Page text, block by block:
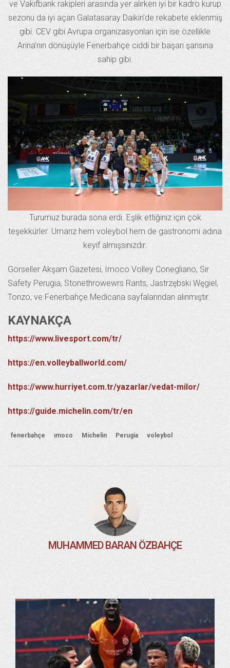
ve Vakıfbank rakipleri arasında yer alırken iyi bir kadro kurup
sezonu da iyi açan Galatasaray Daikin’de rekabete eklenmiş
gibi. CEV gibi Avrupa organizasyonları için ise özellikle
Arina’nın dönüşüyle Fenerbahçe ciddi bir başarı şansına
sahip gibi.
Turumuz burada sona erdi. Eşlik ettiğiniz için çok
teşekkürler. Umarız hem voleybol hem de gastronomi adına
keyif almışsınızdır.
Görseller Akşam Gazetesi, Imoco Volley Conegliano, Sir
Safety Perugia, Stonethrowewrs Rants, Jastrzębski Węgiel,
Tonzo, ve Fenerbahçe Medicana sayfalarından alınmıştır.
KAYNAKÇA
https://www.livesport.com/tr/
https://en.volleyballworld.com/
https://www.hurriyet.com.tr/yazarlar/vedat-milor/
https://guide.michelin.com/tr/en
fenerbahçe ımoco Michelin Perugia voleybol
MUHAMMED BARAN ÖZBAHÇE